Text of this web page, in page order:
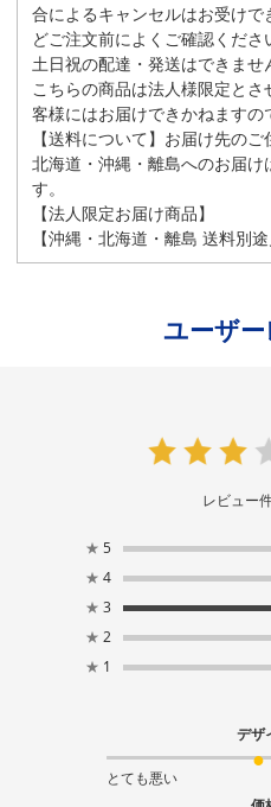
合によるキャンセルはお受け
どご注文前によくご確認くださ
土日祝の配達・発送はできませ
こちらの商品は法人様限定と
客様にはお届けできかねますの
【送料について】お届け先の
北海道・沖縄・離島へのお届
す。
【法人限定お届け商品】
【沖縄・北海道・離島 送料別途
ユーザ
レビュー
★ 5
★ 4
★ 3
★ 2
★ 1
デザ
とても悪い